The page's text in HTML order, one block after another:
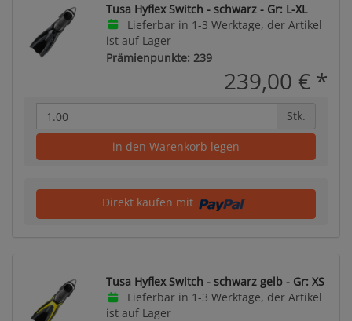
Tusa Hyflex Switch - schwarz - Gr: L-XL
Lieferbar in 1-3 Werktage, der Artikel
ist auf Lager
Prämienpunkte: 239
239,00 € *
Stk.
in den Warenkorb legen
Direkt kaufen mit
Tusa Hyflex Switch - schwarz gelb - Gr: XS
Lieferbar in 1-3 Werktage, der Artikel
ist auf Lager